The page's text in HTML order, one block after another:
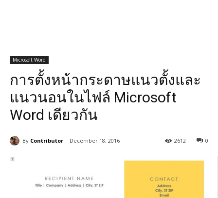
Microsoft Word
การตั้งหน้ากระดาษแนวตั้งและ
แนวนอนในไฟล์ Microsoft
Word เดียวกัน
By Contributor December 18, 2016 0
2612